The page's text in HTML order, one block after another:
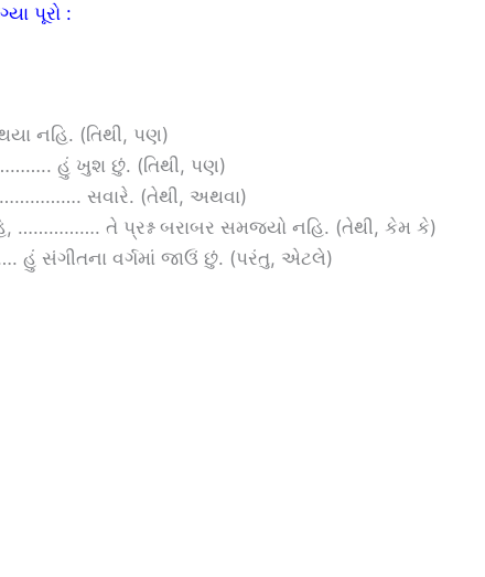
પૂરો :
નહિ. (તિથી, પણ)
હું ખુશ છું. (તિથી, પણ)
સવારે. (તેથી, અથવા)
……………. તે પ્રશ્ન બરાબર સમજ્યો નહિ. (તેથી, કેમ કે)
હું સંગીતના વર્ગમાં જાઉં છું. (પરંતુ, એટલે)